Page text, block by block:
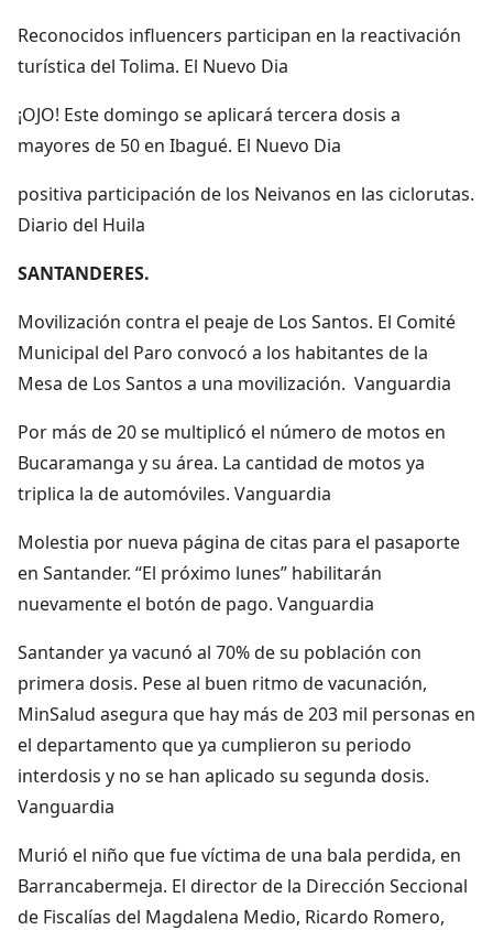
Reconocidos influencers participan en la reactivación
turística del Tolima. El Nuevo Dia
¡OJO! Este domingo se aplicará tercera dosis a
mayores de 50 en Ibagué. El Nuevo Dia
positiva participación de los Neivanos en las ciclorutas.
Diario del Huila
SANTANDERES.
Movilización contra el peaje de Los Santos. El Comité
Municipal del Paro convocó a los habitantes de la
Mesa de Los Santos a una movilización. Vanguardia
Por más de 20 se multiplicó el número de motos en
Bucaramanga y su área. La cantidad de motos ya
triplica la de automóviles. Vanguardia
Molestia por nueva página de citas para el pasaporte
en Santander. “El próximo lunes” habilitarán
nuevamente el botón de pago. Vanguardia
Santander ya vacunó al 70% de su población con
primera dosis. Pese al buen ritmo de vacunación,
MinSalud asegura que hay más de 203 mil personas en
el departamento que ya cumplieron su periodo
interdosis y no se han aplicado su segunda dosis.
Vanguardia
Murió el niño que fue víctima de una bala perdida, en
Barrancabermeja. El director de la Dirección Seccional
de Fiscalías del Magdalena Medio, Ricardo Romero,